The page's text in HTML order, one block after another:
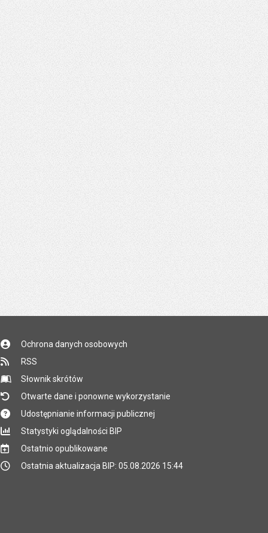
Ochrona danych osobowych
RSS
Słownik skrótów
Otwarte dane i ponowne wykorzystanie
Udostępnianie informacji publicznej
Statystyki oglądalności BIP
Ostatnio opublikowane
Ostatnia aktualizacja BIP: 05.08.2026 15:44